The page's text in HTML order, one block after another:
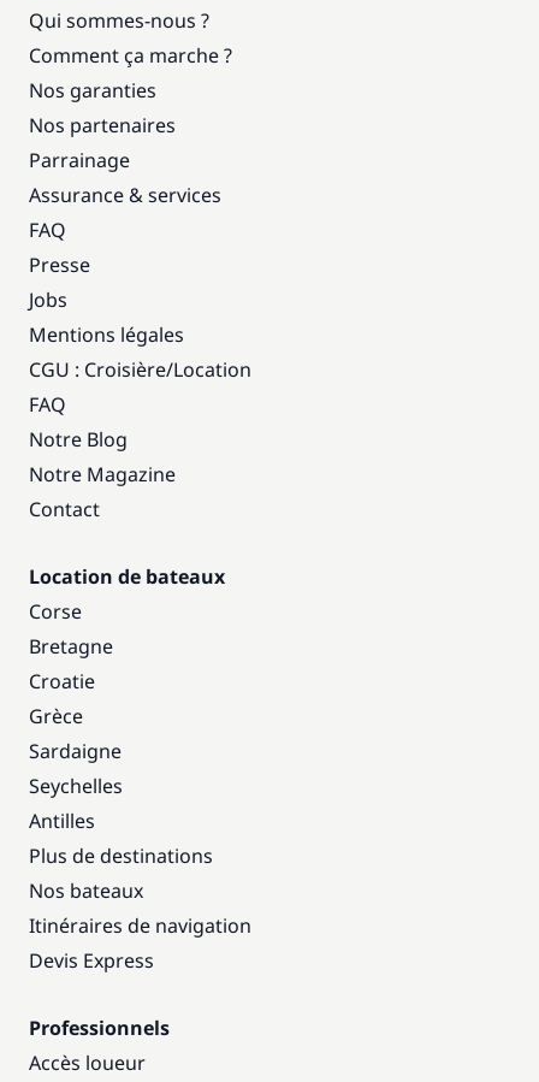
Qui sommes-nous ?
Comment ça marche ?
Nos garanties
Nos partenaires
Parrainage
Assurance & services
FAQ
Presse
Jobs
Mentions légales
CGU : Croisière/Location
FAQ
Notre Blog
Notre Magazine
Contact
Location de bateaux
Corse
Bretagne
Croatie
Grèce
Sardaigne
Seychelles
Antilles
Plus de destinations
Nos bateaux
Itinéraires de navigation
Devis Express
Professionnels
Accès loueur